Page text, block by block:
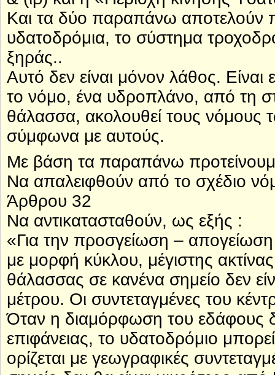
Και τα δύο παραπάνω αποτελούν
υδατοδρόμια, το σύστημα
ξηράς..
Αυτό δεν είναι μόνον λάθος.
το νόμο, ένα υδροπλάνο, από τη
θάλασσα, ακολουθεί τους νόμους
σύμφωνα με αυτούς.
Με βάση τα παραπάνω
Να απαλειφθούν από το σχέδιο
Άρθρου 32
Να αντικατασταθούν, ως εξής :
«Για την προσγείωση –
με μορφή κύκλου, μέγιστης
θάλασσας σε κανένα σημείο δεν
μέτρου. Οι συντεταγμένες του
Όταν η διαμόρφωση του εδάφους
επιφάνειας, το υδατοδρόμιο
ορίζεται με γεωγραφικές